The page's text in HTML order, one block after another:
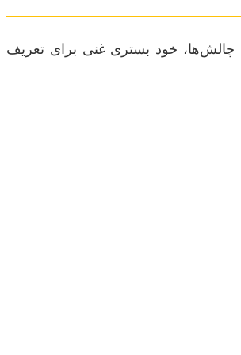
چالش‌ها، خود بستری غنی برای تعریف